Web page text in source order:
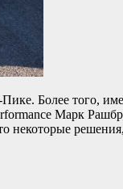
Более того,
Марк